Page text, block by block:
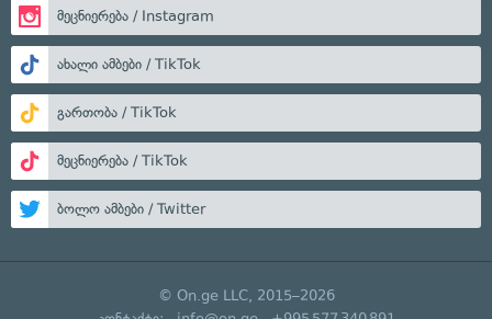
მეცნიერება / Instagram
ახალი ამბები / TikTok
გართობა / TikTok
მეცნიერება / TikTok
ბოლო ამბები / Twitter
© On.ge LLC, 2015–2026